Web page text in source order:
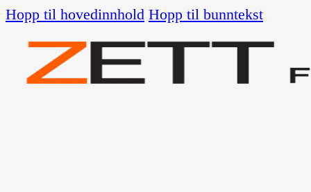
Hopp til hovedinnhold Hopp til bunntekst